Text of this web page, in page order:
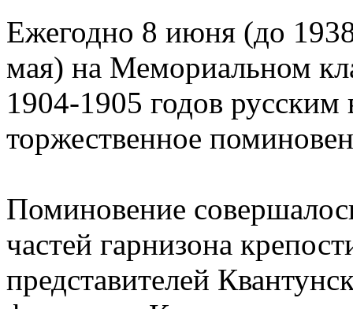
Ежегодно 8 июня (до
мая) на Мемориальном
1904-1905 годов
торжественное
Поминовение
частей гарнизона
представителей